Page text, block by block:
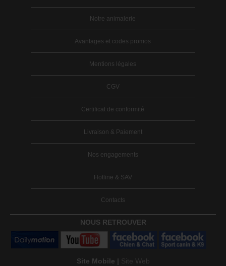
Notre animalerie
Avantages et codes promos
Mentions légales
CGV
Certificat de conformité
Livraison & Paiement
Nos engagements
Hotline & SAV
Contacts
NOUS RETROUVER
Site Mobile | Site Web